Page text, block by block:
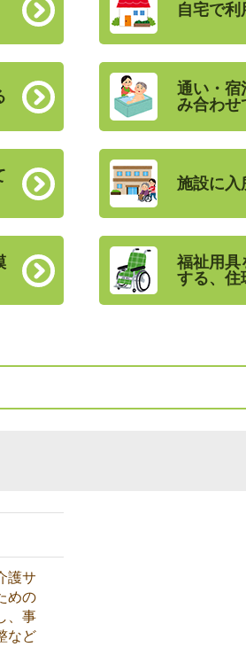
自宅で利
通い・宿
み合わせ
施設に入
福祉用具
する、住
護サ
めの
、事
など